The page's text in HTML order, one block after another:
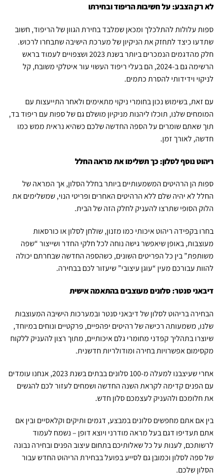
לא רק הצבע: על חשיבות הריפוד ובחירתו
ספות עלולות להתלכלך ומכאן שמלבד בחירת הגוון של הריפוד, חשוב
שתדעו כיצד לתחזק את הניקיון של מערכת הישיבה שתבחרו לרכוש.
חלק מהדגמים הנמכרים ביותר בשנת 2023 ושצפויים לעמוד בראש
הרשימה גם ב-2024, הם בעלי ריפוד העשוי עור איטלקי משובח, קל
לניקוי וידידותי להסרת כתמים.
עם זאת, בשימוש נכון בחומרי ניקוי מתאימים ולאחר התייעצות עם
המומחים שלנו, תוכלו ליהנות מניקיון מושלם גם של ספות עם ריפוד בד,
תוך שאתם שומרים על הספה החדשה שלכם כשהיא נראית ממש כמו
חדשה, לאורך זמן.
ריהוט נוסף לסלון: כך תשלימו את מראה החלל
ספות הן הרהיטים המשמעותיים ביותר בחלל הסלון, אך המראה של
החלל לא יהיה שלם ללא הרהיטים האחרים ופריטי הנוי, שמשלימים את
הלוק הסופי שתרצו להעניק לחלק הזה של הבית.
בחרו בקפידה ריהוט איכותי כמו מזנון, שולחן לסלון או כורסאות
מעוצבות, באופן שיאפשר גישה נוחה לכל חלקי החדר ושייצור “שפה
משותפת” בין כל הפריטים השונים, כשהספה החדשה שבחרתם יכולה
להוות עבורכם מעין “עוגן עיצובי” שיעזור לכם בבחירה.
דיבאני סנטר: סלונים מעוצבים בהתאמה אישית
הבחירה בריהוט לסלון של דיבאני סנטר ובמערכות הישיבה המעוצבות
שלנו, משמעותה רכישה של רהיטים יפהפיים, פרקטיים ונוחים במיוחד,
שיוצרו בתהליך קפדני מחומרי גלם איכותיים, מתוך רצון להעניק ללקוח
מקסימום אפשרויות בחירה ומודולריות חדשנית.
אחרי שעיצבנו למעלה מ-100 סלונים בבתים בשנת 2023, אנחנו עומדים
עם הפנים קדימה לקראת השנה החדשה ושמחים לעזור לכם להגשים
את חלומכם ולהעניק לעצמכם סלון חדש.
בין אם אתם מחפשים סלונים במבצע, דגמים ותיקים וקלאסיים ובין אם
אתם תעדיפו דגם בעל מראה מודרני ויוצא דופן – נשמח לעמוד
לרשותכם, לענות על כל שאלותיכם בתחום עיצוב הפנים ובחירה נבונה
של ספה לסלון וכמובן גם לסייע בפועל בבחירת הריהוט החדש עבור
הסלון שלכם.